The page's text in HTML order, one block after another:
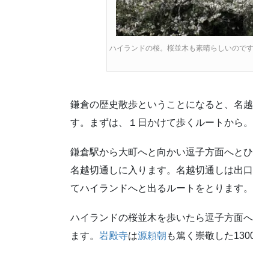
ハイランドの桜。桜並木も素晴らしいので
鎌倉の歴史散歩ということになると、名
す。まずは、１日かけて歩くルートから。
鎌倉駅から大町へと向かい逗子方面へと
名越切通しに入ります。名越切通しは出
てハイランドへと出るルートをとります。
ハイランドの桜並木を歩いたら逗子方面
ます。 岩殿寺は源頼朝 も篤く崇敬した